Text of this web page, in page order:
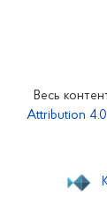
Весь
Attribution